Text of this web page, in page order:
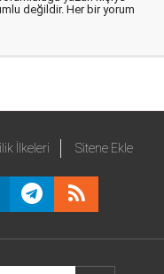
değildir. Her bir yorum
İlkeleri Sitene Ekle